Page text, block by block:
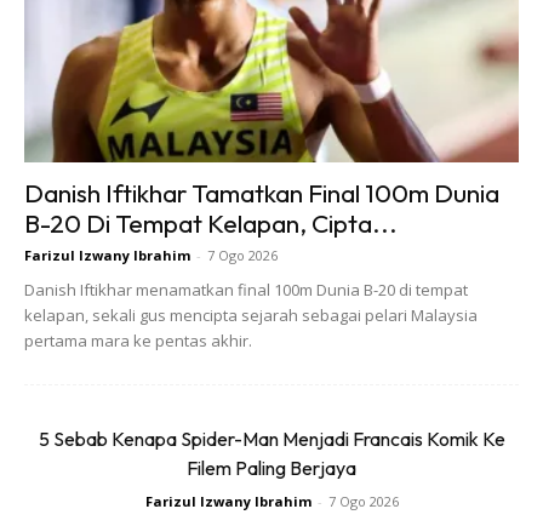
pakar yang meminta dirinya untuk membuat pemeriksaan
memandangkan ada isu dengan dengkurannya.
serius). Maksudnya tak perlu pakai mesin untuk tidur, tak
perlu lalui pembedahan dan semuanya baik. Aku tanya dia
(pakar) kenapa aku dengkur macam tu? Dia kata aku
Danish Iftikhar Tamatkan Final 100m Dunia
B-20 Di Tempat Kelapan, Cipta...
Farizul Izwany Ibrahim - 7 Ogo 2026
Danish Iftikhar menamatkan final 100m Dunia B-20 di tempat
kelapan, sekali gus mencipta sejarah sebagai pelari Malaysia
pertama mara ke pentas akhir.
5 Sebab Kenapa Spider-Man Menjadi Francais Komik Ke
Filem Paling Berjaya
Farizul Izwany Ibrahim - 7 Ogo 2026